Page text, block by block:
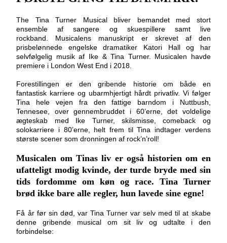
The Tina Turner Musical bliver bemandet med stort
ensemble af sangere og skuespillere samt live
rockband. Musicalens manuskript er skrevet af den
prisbelønnede engelske dramatiker Katori Hall og har
selvfølgelig musik af Ike & Tina Turner. Musicalen havde
premiere i London West End i 2018.
Forestillingen er den gribende historie om både en
fantastisk karriere og ubarmhjertigt hårdt privatliv. Vi følger
Tina hele vejen fra den fattige barndom i Nuttbush,
Tennesee, over gennembruddet i 60’erne, det voldelige
ægteskab med Ike Turner, skilsmisse, comeback og
solokarriere i 80’erne, helt frem til Tina indtager verdens
største scener som dronningen af rock’n’roll!
Musicalen om Tinas liv er også historien om en
ufatteligt modig kvinde, der turde bryde med sin
tids fordomme om køn og race. Tina Turner
brød ikke bare alle regler, hun lavede sine egne!
Få år før sin død, var Tina Turner var selv med til at skabe
denne gribende musical om sit liv og udtalte i den
forbindelse: